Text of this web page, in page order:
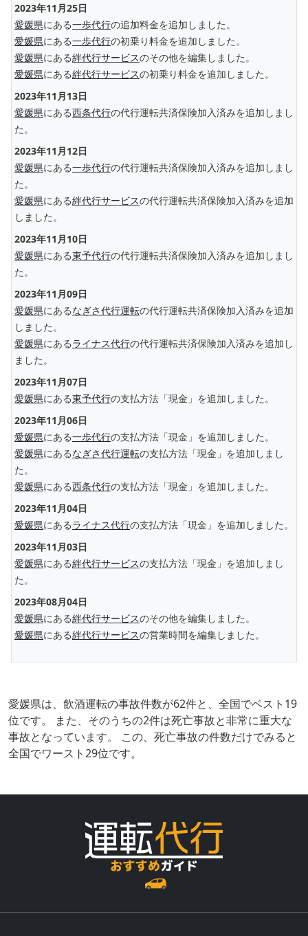
2023年11月25日
愛媛県にある一歩代行の追加料金を追加しました。
愛媛県にある一歩代行の初乗り料金を追加しました。
愛媛県にある絆代行サービスのその他を編集しました。
愛媛県にある絆代行サービスの初乗り料金を追加しました。
2023年11月13日
愛媛県にある西条代行の代行運転共済保険加入済みを追加しまし
た。
2023年11月12日
愛媛県にある一歩代行の代行運転共済保険加入済みを追加しまし
た。
愛媛県にある絆代行サービスの代行運転共済保険加入済みを追加
しました。
2023年11月10日
愛媛県にある東予代行の代行運転共済保険加入済みを追加しまし
た。
2023年11月09日
愛媛県にあるなぎさ代行運転の代行運転共済保険加入済みを追加
しました。
愛媛県にあるライナス代行の代行運転共済保険加入済みを追加し
ました。
2023年11月07日
愛媛県にある東予代行の支払方法「現金」を追加しました。
2023年11月06日
愛媛県にある一歩代行の支払方法「現金」を追加しました。
愛媛県にあるなぎさ代行運転の支払方法「現金」を追加しまし
た。
愛媛県にある西条代行の支払方法「現金」を追加しました。
2023年11月04日
愛媛県にあるライナス代行の支払方法「現金」を追加しました。
2023年11月03日
愛媛県にある絆代行サービスの支払方法「現金」を追加しまし
た。
2023年08月04日
愛媛県にある絆代行サービスのその他を編集しました。
愛媛県にある絆代行サービスの営業時間を編集しました。
愛媛県は、飲酒運転の事故件数が62件と、全国でベスト19
位です。 また、そのうちの2件は死亡事故と非常に重大な
事故となっています。 この、死亡事故の件数だけでみると
全国でワースト29位です。